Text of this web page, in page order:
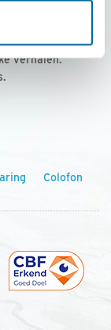
per jaar
met
verhalen.
Colofon